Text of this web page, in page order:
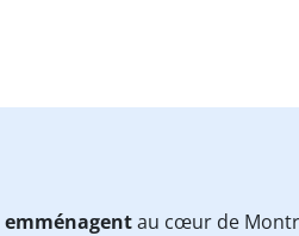
emménagentau cœur de